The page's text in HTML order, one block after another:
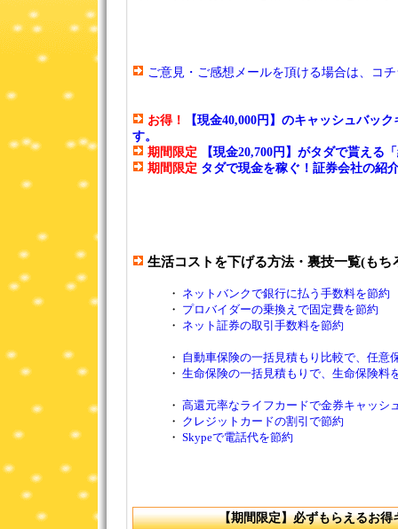
ご意見・ご感想メールを頂ける場合は、コ
お得！
【現金40,000円】のキャッシュバッ
す。
期間限定
【現金20,700円】がタダで貰える
期間限定 タダで現金を稼ぐ！証券会社の紹
生活コストを下げる方法・裏技一覧(もち
・ ネットバンクで銀行に払う手数料を節約
・ プロバイダーの乗換えで固定費を節約
・ ネット証券の取引手数料を節約
・ 自動車保険の一括見積もり比較で、任意
・ 生命保険の一括見積もりで、生命保険料
・ 高還元率なライフカードで金券キャッシ
・ クレジットカードの割引で節約
・ Skypeで電話代を節約
【期間限定】必ずもらえるお得